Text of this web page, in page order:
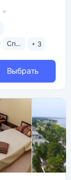
Спа-услуги + 3
Выбрать